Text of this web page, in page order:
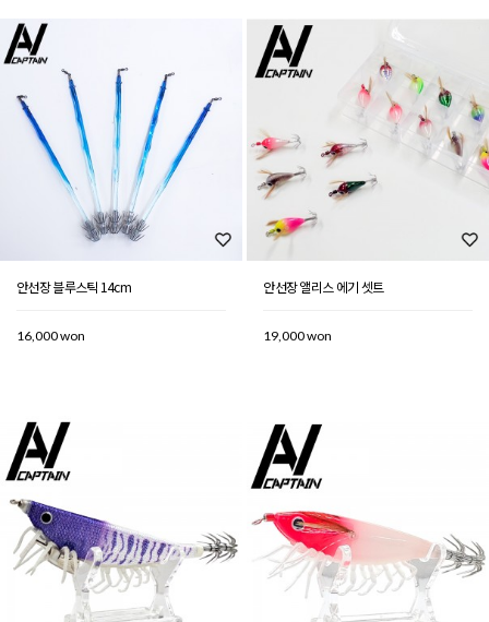
안선장 블루스틱 14cm
16,000 won
안선장 앨리스 에기 셋트
19,000 won